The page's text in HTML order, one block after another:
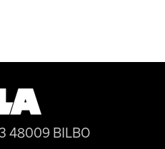
48009 BILBO